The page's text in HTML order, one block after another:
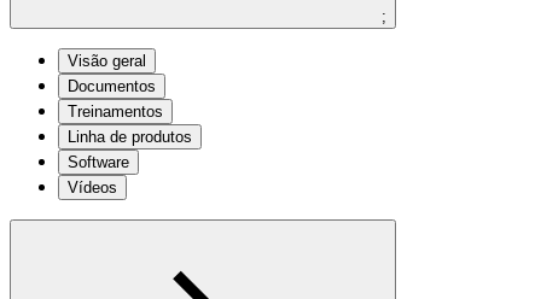
;
Visão geral
Documentos
Treinamentos
Linha de produtos
Software
Vídeos